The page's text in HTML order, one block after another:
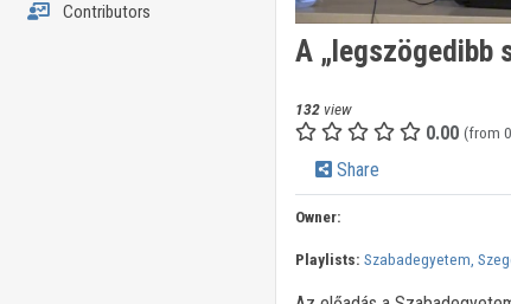
Contributors
A „legszögedibb
132view
0.00 (from
Share
Owner:
Playlists: Szabadegyetem,